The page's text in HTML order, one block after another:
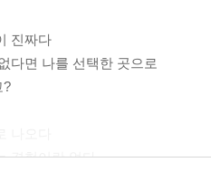
진짜다
다면 나를 선택한 곳으로
?
경험이란 없다